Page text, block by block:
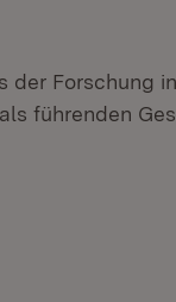
der Forschung
führenden